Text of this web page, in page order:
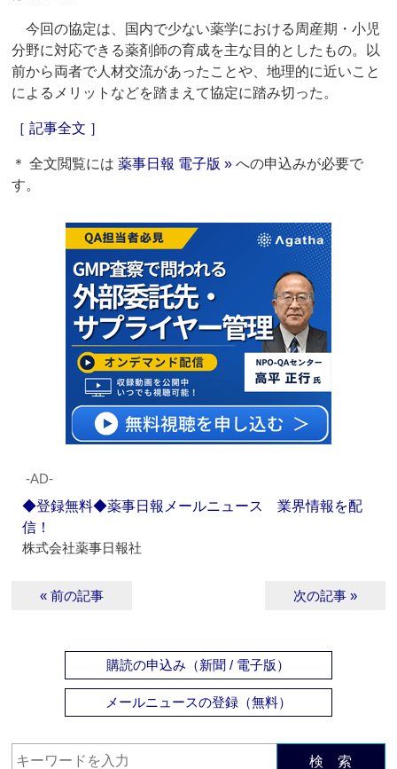
今回の協定は、国内で少ない薬学における周産期・小児
分野に対応できる薬剤師の育成を主な目的としたもの。以
前から両者で人材交流があったことや、地理的に近いこと
によるメリットなどを踏まえて協定に踏み切った。
［ 記事全文 ］
＊ 全文閲覧には薬事日報 電子版 » への申込みが必要で
す。
‐AD‐
◆登録無料◆薬事日報メールニュース 業界情報を配
信！
株式会社薬事日報社
« 前の記事 次の記事 »
購読の申込み（新聞 / 電子版）
メールニュースの登録（無料）
検 索